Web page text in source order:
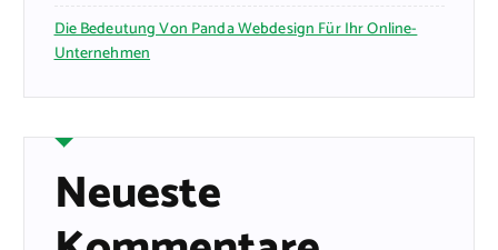
Die Bedeutung Von Panda Webdesign Für Ihr Online-
Unternehmen
Neueste